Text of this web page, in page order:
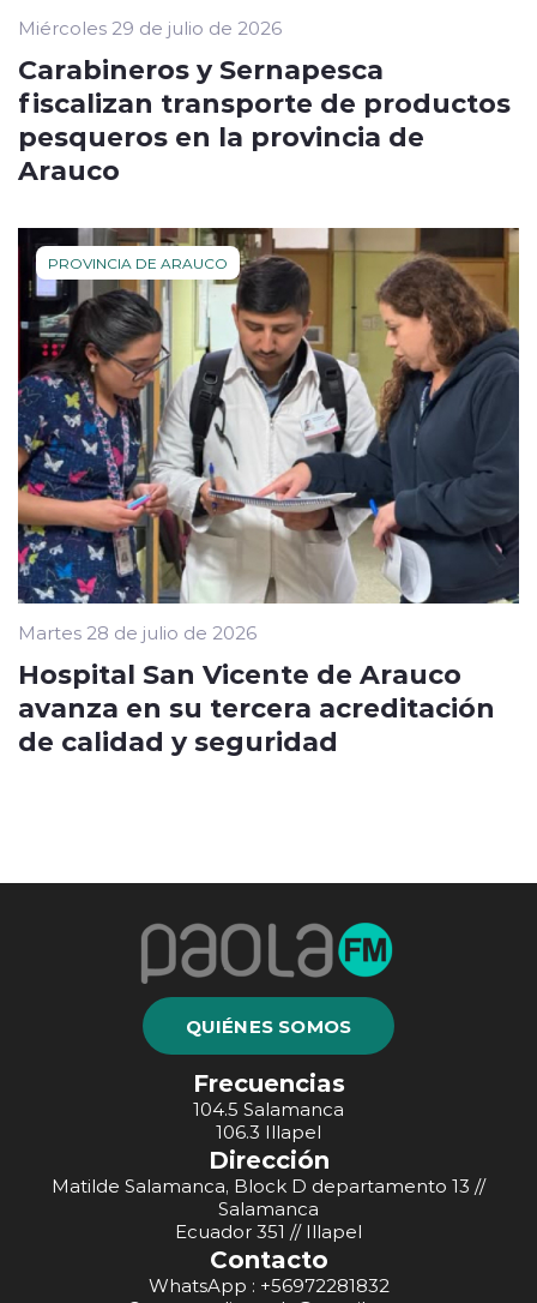
Miércoles 29 de julio de 2026
Carabineros y Sernapesca
fiscalizan transporte de productos
pesqueros en la provincia de
Arauco
PROVINCIA DE ARAUCO
Martes 28 de julio de 2026
Hospital San Vicente de Arauco
avanza en su tercera acreditación
de calidad y seguridad
QUIÉNES SOMOS
Frecuencias
104.5 Salamanca
106.3 Illapel
Dirección
Matilde Salamanca, Block D departamento 13 //
Salamanca
Ecuador 351 // Illapel
Contacto
WhatsApp : +56972281832